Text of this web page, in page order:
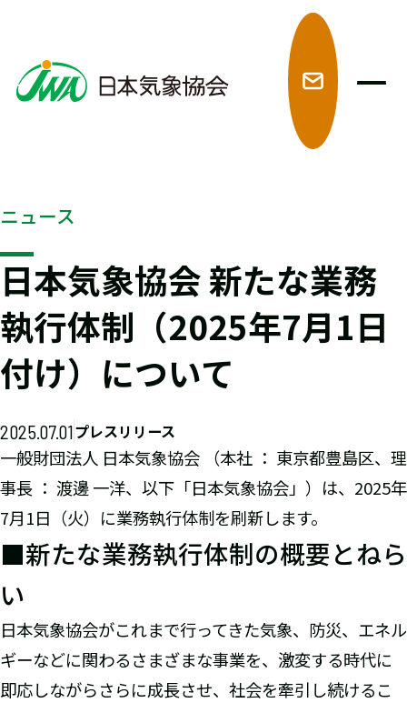
ニュース
日本気象協会 新たな業務
執行体制（2025年7月1日
付け）について
2025.07.01プレスリリース
一般財団法人 日本気象協会 （本社 ： 東京都豊島区、理
事長 ： 渡邊 一洋、以下「日本気象協会」）は、2025年
7月1日（火）に業務執行体制を刷新します。
■新たな業務執行体制の概要とねら
い
日本気象協会がこれまで行ってきた気象、防災、エネル
ギーなどに関わるさまざまな事業を、激変する時代に
即応しながらさらに成長させ、社会を牽引し続けるこ